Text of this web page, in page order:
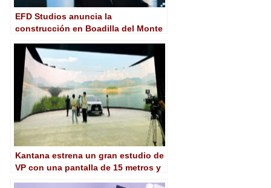
EFD Studios anuncia la
construcción en Boadilla del Monte
virtual «más grande de Europa»
Kantana estrena un gran estudio de
VP con una pantalla de 15 metros y